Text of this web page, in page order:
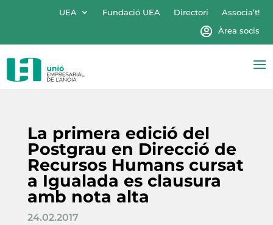
UEA Fundació UEA Directori
Associa’t!
Àrea socis
La primera edició del
Postgrau en Direcció de
Recursos Humans cursat
a Igualada es clausura
amb nota alta
24.02.2017